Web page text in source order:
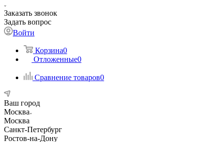
Заказать звонок
Задать вопрос
Войти
Корзина0
Отложенные0
Сравнение товаров0
Ваш город
Москва
Москва
Санкт-Петербург
Ростов-на-Дону